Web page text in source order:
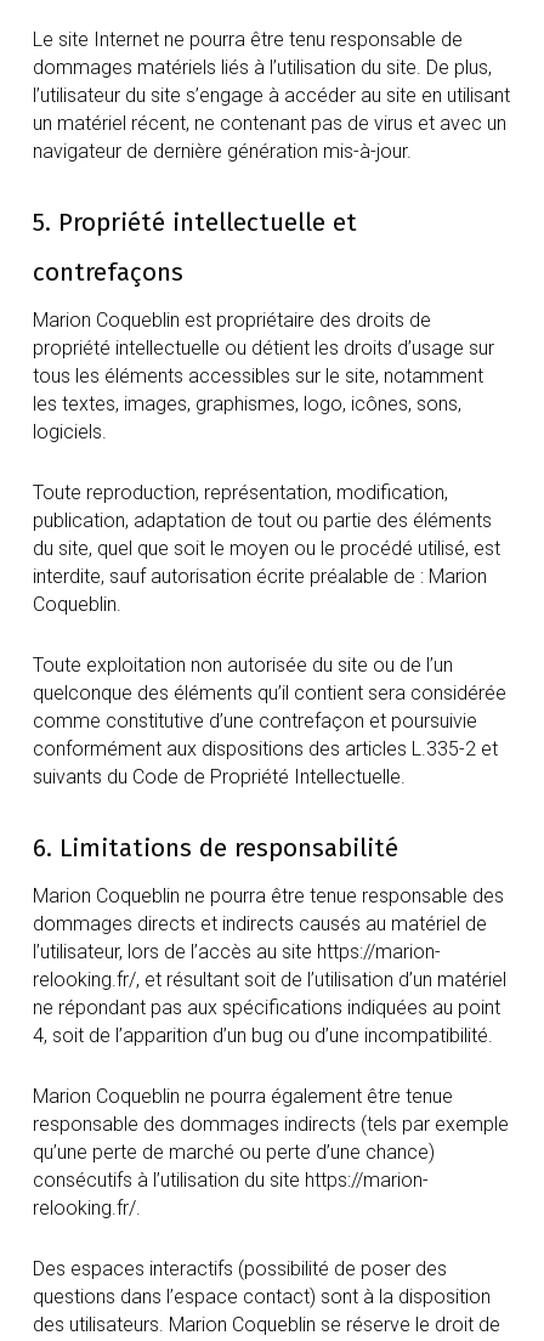
Le site Internet ne pourra être tenu responsable de
dommages matériels liés à l’utilisation du site. De plus,
l’utilisateur du site s’engage à accéder au site en utilisant
un matériel récent, ne contenant pas de virus et avec un
navigateur de dernière génération mis-à-jour.
5. Propriété intellectuelle et
contrefaçons
Marion Coqueblin est propriétaire des droits de
propriété intellectuelle ou détient les droits d’usage sur
tous les éléments accessibles sur le site, notamment
les textes, images, graphismes, logo, icônes, sons,
logiciels.
Toute reproduction, représentation, modification,
publication, adaptation de tout ou partie des éléments
du site, quel que soit le moyen ou le procédé utilisé, est
interdite, sauf autorisation écrite préalable de : Marion
Coqueblin.
Toute exploitation non autorisée du site ou de l’un
quelconque des éléments qu’il contient sera considérée
comme constitutive d’une contrefaçon et poursuivie
conformément aux dispositions des articles L.335-2 et
suivants du Code de Propriété Intellectuelle.
6. Limitations de responsabilité
Marion Coqueblin ne pourra être tenue responsable des
dommages directs et indirects causés au matériel de
l’utilisateur, lors de l’accès au site https://marion-
relooking.fr/, et résultant soit de l’utilisation d’un matériel
ne répondant pas aux spécifications indiquées au point
4, soit de l’apparition d’un bug ou d’une incompatibilité.
Marion Coqueblin ne pourra également être tenue
responsable des dommages indirects (tels par exemple
qu’une perte de marché ou perte d’une chance)
consécutifs à l’utilisation du site https://marion-
relooking.fr/.
Des espaces interactifs (possibilité de poser des
questions dans l’espace contact) sont à la disposition
des utilisateurs. Marion Coqueblin se réserve le droit de